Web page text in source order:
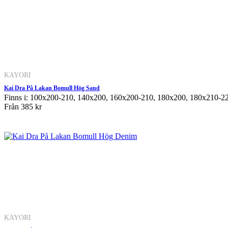
KAYORI
Kai Dra På Lakan Bomull Hög Sand
Finns i: 100x200-210, 140x200, 160x200-210, 180x200, 180x210-
Från 385 kr
KAYORI